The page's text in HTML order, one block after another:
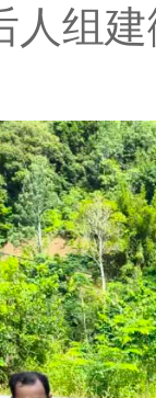
人组